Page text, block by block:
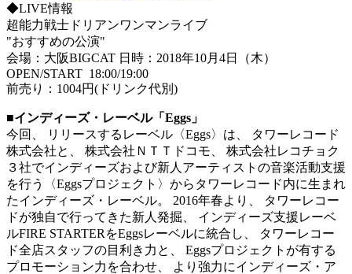
◆LIVE情報
超能力戦士ドリアンワンマンライブ
"おすすめの公演"
会場：大阪BIGCAT 日時：2018年10月4日（木）
OPEN/START 18:00/19:00
前売り：1004円(ドリンク代別)
■インディーズ・レーベル「Eggs」
今回、 リリースするレーベル〈Eggs〉は、 タワーレコード
株式会社と、 株式会社ＮＴＴドコモ、 株式会社レコチョク
３社でインディーズおよび新人アーティストの音楽活動支援
を行う〈Eggsプロジェクト〉からタワーレコード内に生まれ
たインディーズ・レーベル。 2016年春より、 タワーレコー
ドが独自で行ってきた新人発掘、 インディーズ支援レーベ
ルFIRE STARTERをEggsレーベルに統合し、 タワーレコー
ド全店スタッフの目利き力と、 Eggsプロジェクトが有する
プロモーション力を合わせ、 より強力にインディーズ・ア